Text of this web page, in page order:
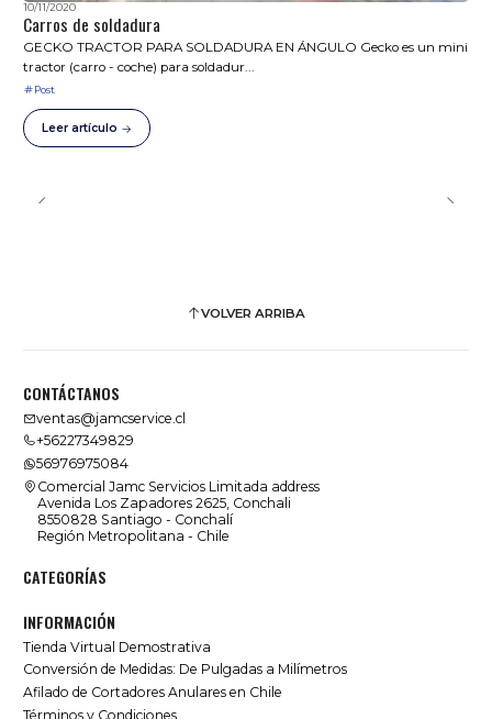
10/11/2020
Carros de soldadura
GECKO TRACTOR PARA SOLDADURA EN ÁNGULO Gecko es un mini
tractor (carro - coche) para soldadur...
Post
Leer artículo
VOLVER ARRIBA
CONTÁCTANOS
ventas@jamcservice.cl
+56227349829
56976975084
Comercial Jamc Servicios Limitada address
Avenida Los Zapadores 2625, Conchali
8550828 Santiago - Conchalí
Región Metropolitana - Chile
CATEGORÍAS
INFORMACIÓN
Tienda Virtual Demostrativa
Conversión de Medidas: De Pulgadas a Milímetros
Afilado de Cortadores Anulares en Chile
Términos y Condiciones